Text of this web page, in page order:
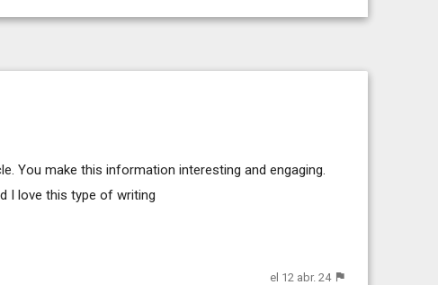
You make this information interesting and engaging.
I love this type of writing
el 12 abr. 24